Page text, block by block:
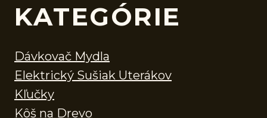
KATEGÓRIE
Dávkovač Mydla
Elektrický Sušiak Uterákov
Kľučky
Kôš na Drevo